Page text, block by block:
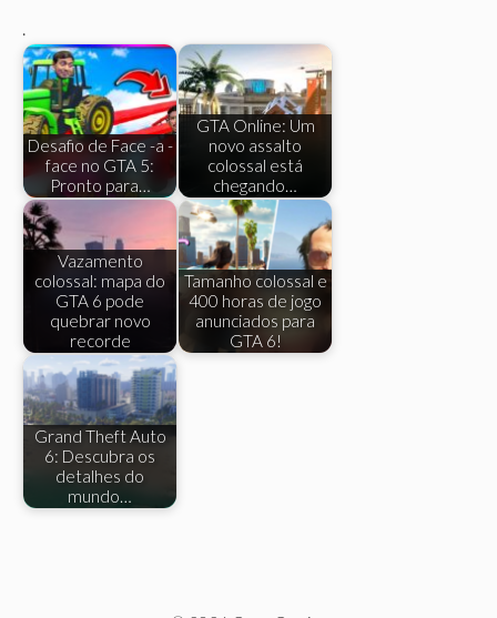
.
Desafio de Face -a -
face no GTA 5:
Pronto para…
GTA Online: Um
novo assalto
colossal está
chegando…
Vazamento
colossal: mapa do
GTA 6 pode
quebrar novo
recorde
Tamanho colossal e
400 horas de jogo
anunciados para
GTA 6!
Grand Theft Auto
6: Descubra os
detalhes do
mundo…